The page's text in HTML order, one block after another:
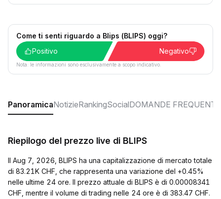
Come ti senti riguardo a Blips (BLIPS) oggi?
Positivo
Negativo
Nota: le informazioni sono esclusivamente a scopo indicativo.
PanoramicaNotizieRankingSocialDOMANDE FREQUENTI
Riepilogo del prezzo live di BLIPS
Il Aug 7, 2026, BLIPS ha una capitalizzazione di mercato totale
di 83.21K CHF, che rappresenta una variazione del +0.45%
nelle ultime 24 ore. Il prezzo attuale di BLIPS è di 0.00008341
CHF, mentre il volume di trading nelle 24 ore è di 383.47 CHF.